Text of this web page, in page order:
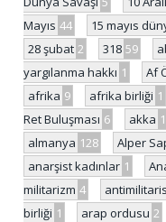
Mayıs 44 15 mayıs
28 şubat 2 318 59
yargılanma hakkı 1 Af
afrika 9 afrika birliği 1
Ret Buluşması 6 akka 1
almanya 128 Alper
anarşist kadınlar 1
militarizm 4
birliği 1 arap ordusu 2